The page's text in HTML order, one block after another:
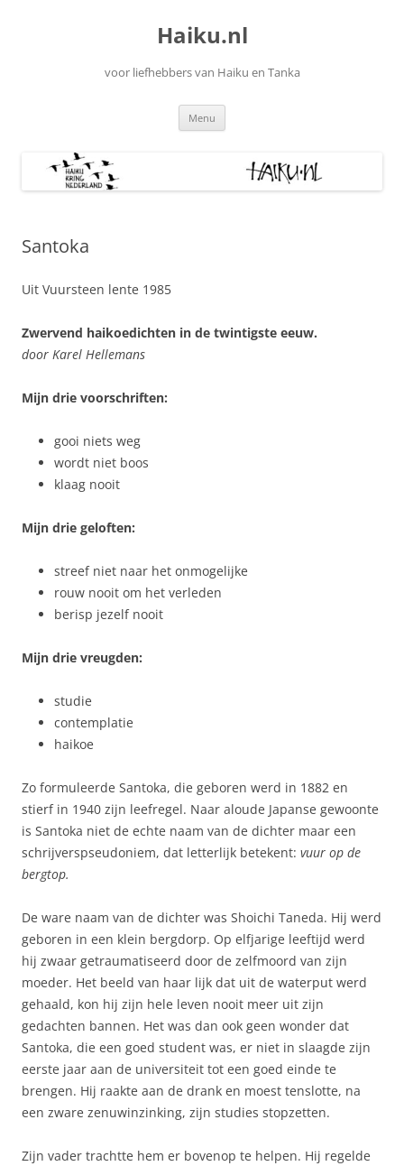
Haiku.nl
voor liefhebbers van Haiku en Tanka
Menu
Santoka
Uit Vuursteen lente 1985
Zwervend haikoedichten in de twintigste eeuw.
door Karel Hellemans
Mijn drie voorschriften:
gooi niets weg
wordt niet boos
klaag nooit
Mijn drie geloften:
streef niet naar het onmogelijke
rouw nooit om het verleden
berisp jezelf nooit
Mijn drie vreugden:
studie
contemplatie
haikoe
Zo formuleerde Santoka, die geboren werd in 1882 en
stierf in 1940 zijn leefregel. Naar aloude Japanse gewoonte
is Santoka niet de echte naam van de dichter maar een
schrijverspseudoniem, dat letterlijk betekent: vuur op de
bergtop.
De ware naam van de dichter was Shoichi Taneda. Hij werd
geboren in een klein bergdorp. Op elfjarige leeftijd werd
hij zwaar getraumatiseerd door de zelfmoord van zijn
moeder. Het beeld van haar lijk dat uit de waterput werd
gehaald, kon hij zijn hele leven nooit meer uit zijn
gedachten bannen. Het was dan ook geen wonder dat
Santoka, die een goed student was, er niet in slaagde zijn
eerste jaar aan de universiteit tot een goed einde te
brengen. Hij raakte aan de drank en moest tenslotte, na
een zware zenuwinzinking, zijn studies stopzetten.
Zijn vader trachtte hem er bovenop te helpen. Hij regelde